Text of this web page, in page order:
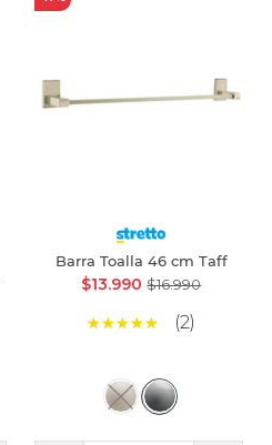
Barra Toalla 46 cm Taff
$13.990$16.990
(2)